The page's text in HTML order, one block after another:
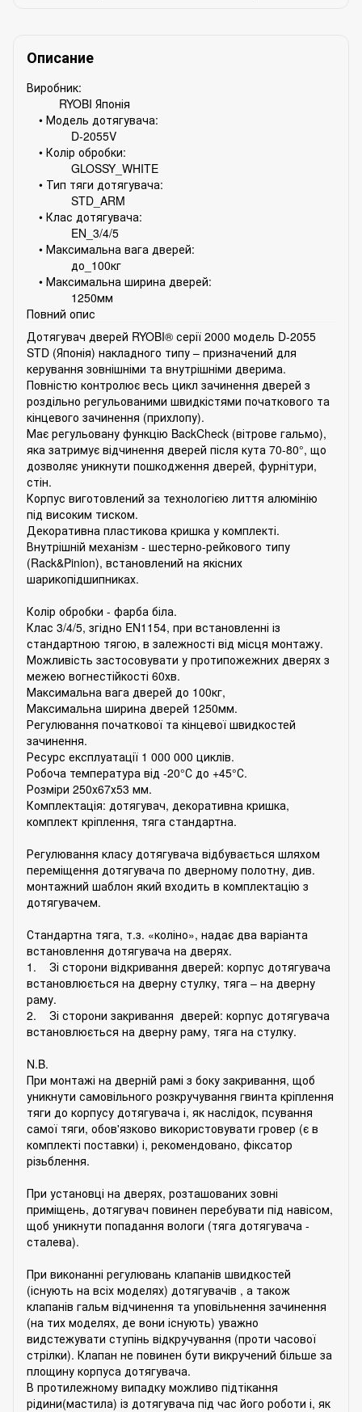
Описание
Виробник:
RYOBI Японія
• Модель дотягувача:
D-2055V
• Колір обробки:
GLOSSY_WHITE
• Тип тяги дотягувача:
STD_ARM
• Клас дотягувача:
EN_3/4/5
• Максимальна вага дверей:
до_100кг
• Максимальна ширина дверей:
1250мм
Повний опис
Дотягувач дверей RYOBI® серії 2000 модель D-2055
STD (Японія) накладного типу – призначений для
керування зовнішніми та внутрішніми дверима.
Повністю контролює весь цикл зачинення дверей з
роздільно регульованими швидкістями початкового та
кінцевого зачинення (прихлопу).
Має регульовану функцію BackCheck (вітрове гальмо),
яка затримує відчинення дверей після кута 70-80°, що
дозволяє уникнути пошкодження дверей, фурнітури,
стін.
Корпус виготовлений за технологією лиття алюмінію
під високим тиском.
Декоративна пластикова кришка у комплекті.
Внутрішній механізм - шестерно-рейкового типу
(Rack&Pinion), встановлений на якісних
шарикопідшипниках.
Колір обробки - фарба біла.
Клас 3/4/5, згідно EN1154, при встановленні із
стандартною тягою, в залежності від місця монтажу.
Можливість застосовувати у протипожежних дверях з
межею вогнестійкості 60хв.
Максимальна вага дверей до 100кг,
Максимальна ширина дверей 1250мм.
Регулювання початкової та кінцевої швидкостей
зачинення.
Ресурс експлуатації 1 000 000 циклів.
Робоча температура від -20°С до +45°С.
Розміри 250х67х53 мм.
Комплектація: дотягувач, декоративна кришка,
комплект кріплення, тяга стандартна.
Регулювання класу дотягувача відбувається шляхом
переміщення дотягувача по дверному полотну, див.
монтажний шаблон який входить в комплектацію з
дотягувачем.
Стандартна тяга, т.з. «коліно», надає два варіанта
встановлення дотягувача на дверях.
1. Зі сторони відкривання дверей: корпус дотягувача
встановлюється на дверну стулку, тяга – на дверну
раму.
2. Зі сторони закривання дверей: корпус дотягувача
встановлюється на дверну раму, тяга на стулку.
N.B.
При монтажі на дверній рамі з боку закривання, щоб
уникнути самовільного розкручування гвинта кріплення
тяги до корпусу дотягувача і, як наслідок, псування
самої тяги, обов'язково використовувати гровер (є в
комплекті поставки) і, рекомендовано, фіксатор
різьблення.
При установці на дверях, розташованих зовні
приміщень, дотягувач повинен перебувати під навісом,
щоб уникнути попадання вологи (тяга дотягувача -
сталева).
При виконанні регулювань клапанів швидкостей
(існують на всіх моделях) дотягувачів , а також
клапанів гальм відчинення та уповільнення зачинення
(на тих моделях, де вони існують) уважно
видстежувати ступінь відкручування (проти часової
стрілки). Клапан не повинен бути викручений більше за
площину корпуса дотягувача.
В протилежному випадку можливо підтікання
рідини(мастила) із дотягувача під час його роботи і, як